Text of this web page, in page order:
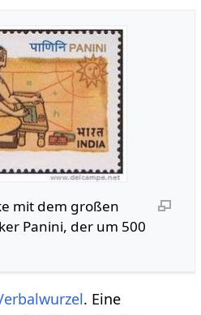
mit dem großen
Panini, der um 500
. Eine